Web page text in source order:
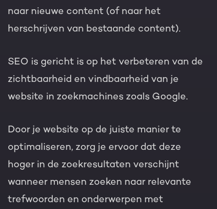
naar nieuwe content (of naar het
herschrijven van bestaande content).
SEO is gericht is op het verbeteren van de
zichtbaarheid en vindbaarheid van je
website in zoekmachines zoals Google.
Door je website op de juiste manier te
optimaliseren, zorg je ervoor dat deze
hoger in de zoekresultaten verschijnt
wanneer mensen zoeken naar relevante
trefwoorden en onderwerpen met